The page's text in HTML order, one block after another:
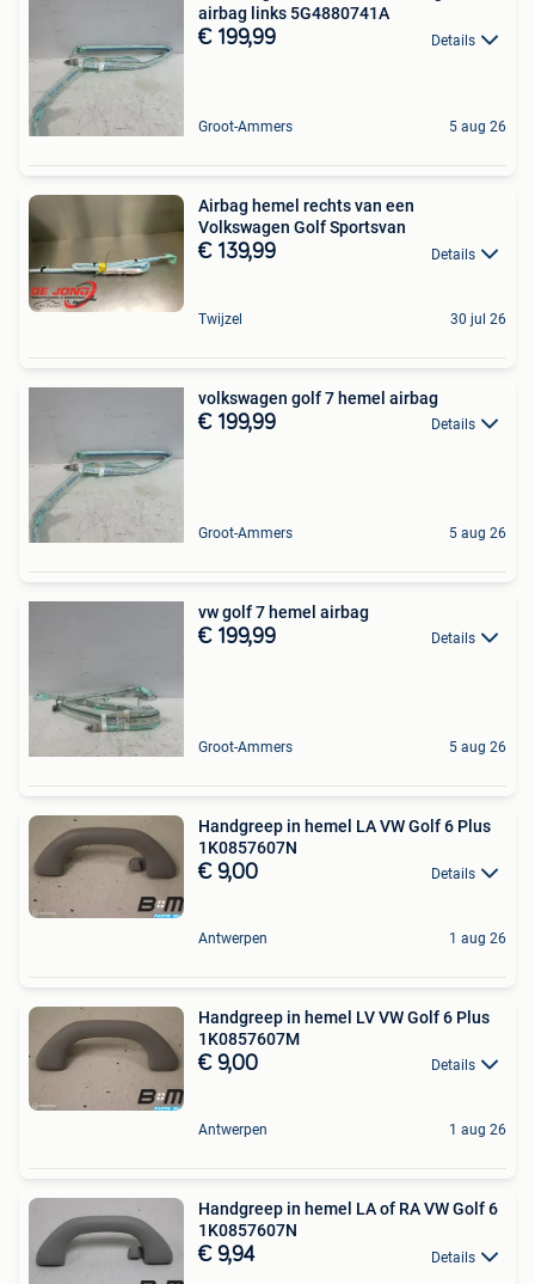
airbag links 5G4880741A
€ 199,99 Details
Groot-Ammers 5 aug 26
Airbag hemel rechts van een
Volkswagen Golf Sportsvan
€ 139,99 Details
Twijzel 30 jul 26
volkswagen golf 7 hemel airbag
€ 199,99 Details
Groot-Ammers 5 aug 26
vw golf 7 hemel airbag
€ 199,99 Details
Groot-Ammers 5 aug 26
Handgreep in hemel LA VW Golf 6 Plus
1K0857607N
€ 9,00 Details
Antwerpen 1 aug 26
Handgreep in hemel LV VW Golf 6 Plus
1K0857607M
€ 9,00 Details
Antwerpen 1 aug 26
Handgreep in hemel LA of RA VW Golf 6
1K0857607N
€ 9,94 Details